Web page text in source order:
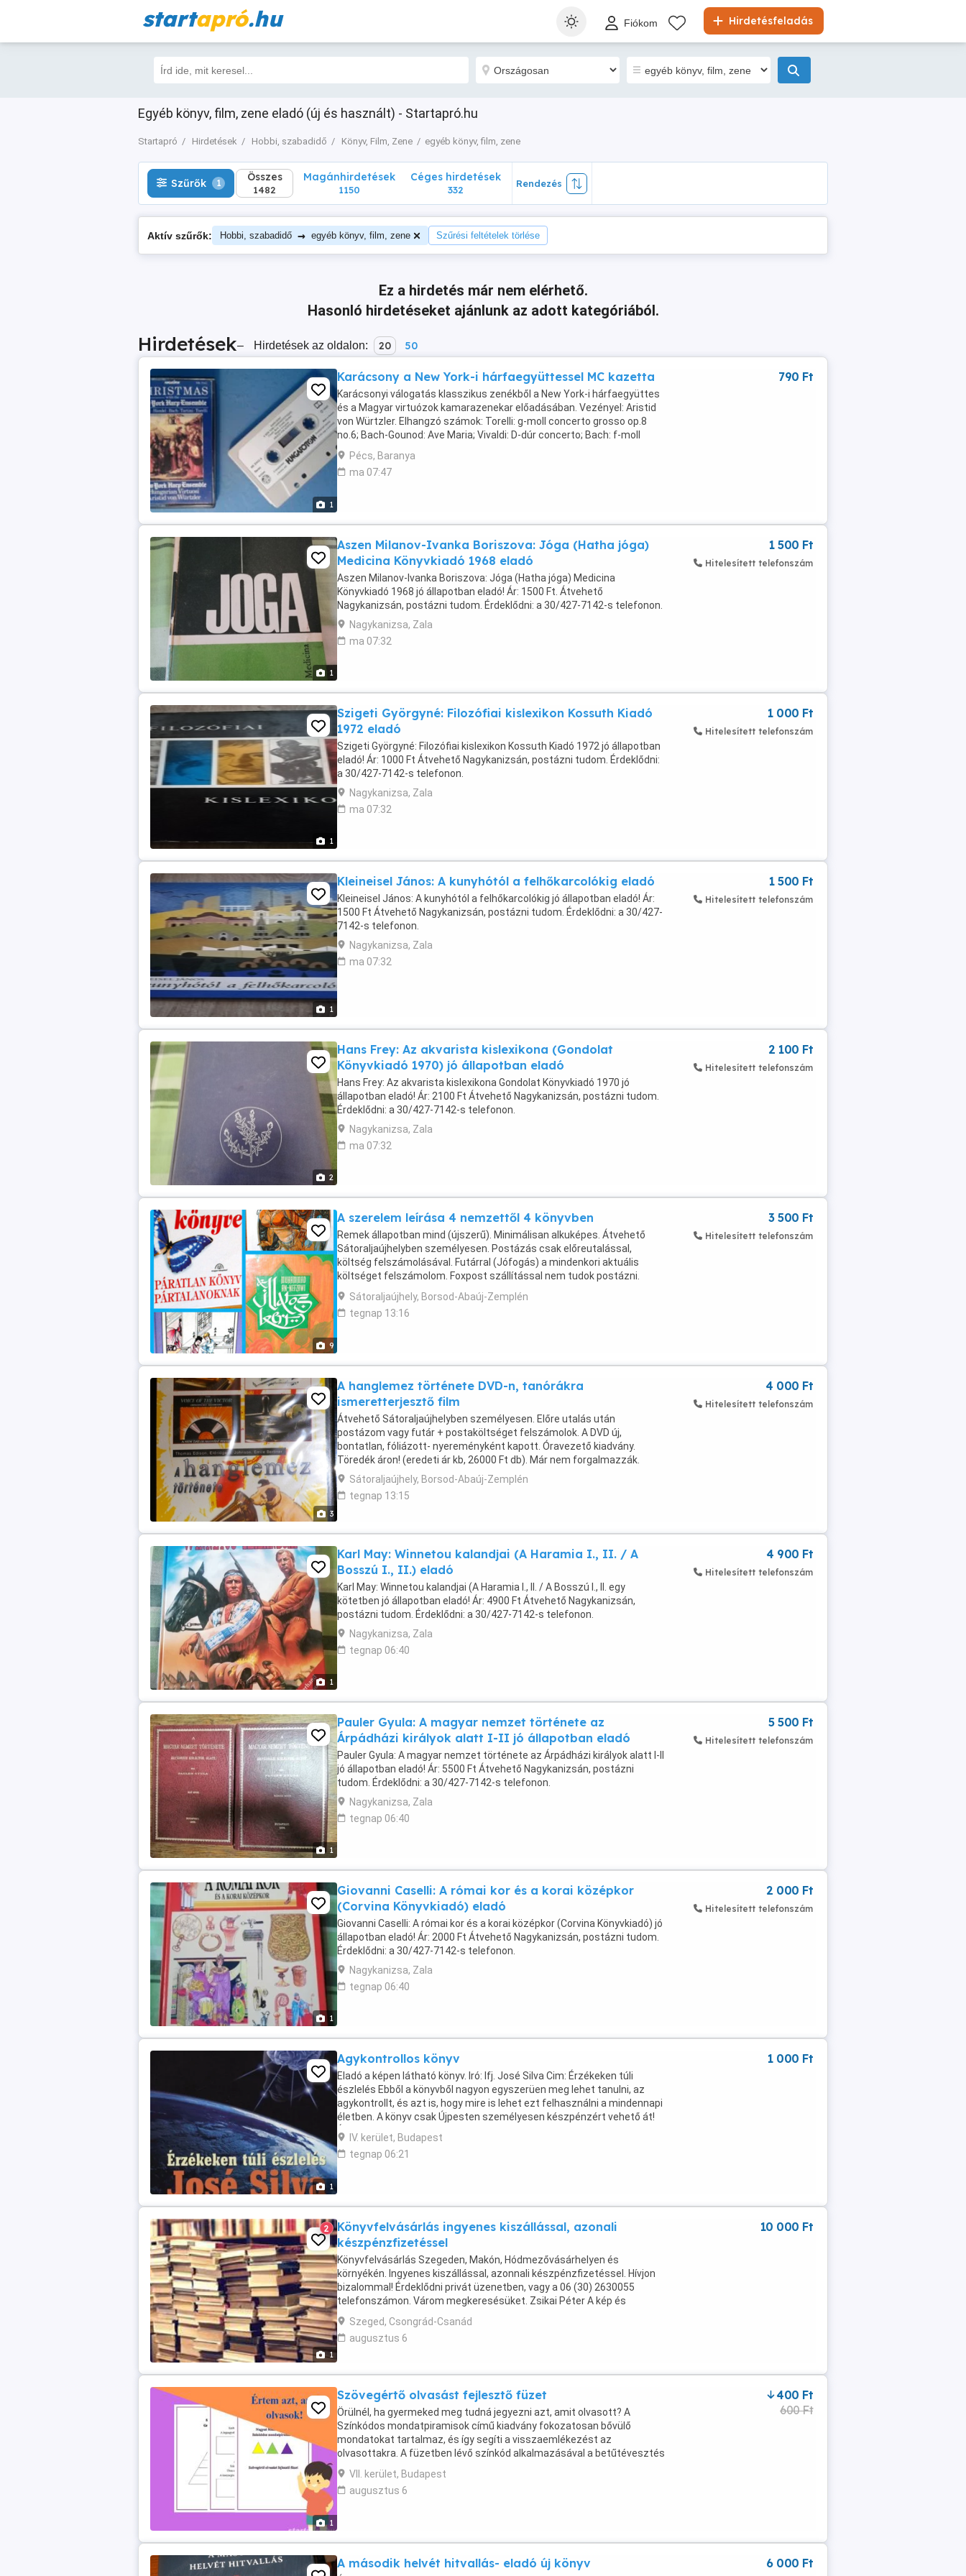
startapró.hu Hirdetésfeladás
Fiókom
Egyéb könyv, film, zene eladó (új és használt) - Startapró.hu
Startapró Hirdetések Hobbi, szabadidő Könyv, Film, Zene egyéb könyv, film, zene
Szűrők 1 Összes
1482
Szűrők 1 Összes
1482
Magánhirdetések
1150
Céges hirdetések
332
Rendezés
Aktív szűrők: Hobbi, szabadidő → egyéb könyv, film, zene Szűrési feltételek törlése
Ez a hirdetés már nem elérhető.
Hasonló hirdetéseket ajánlunk az adott kategóriából.
Hirdetések– Hirdetések az oldalon: 20 50
1
Karácsony a New York-i hárfaegyüttessel MC kazetta
Karácsonyi válogatás klasszikus zenékből a New York-i hárfaegyüttes
és a Magyar virtuózok kamarazenekar előadásában. Vezényel: Aristid
von Würtzler. Elhangzó számok: Torelli: g-moll concerto grosso op.8
no.6; Bach-Gounod: Ave Maria; Vivaldi: D-dúr concerto; Bach: f-moll
concerto; Handel: F-dúr concerto; ...
Pécs, Baranya
ma 07:47
790 Ft
1
Aszen Milanov-Ivanka Boriszova: Jóga (Hatha jóga)
Medicina Könyvkiadó 1968 eladó
Aszen Milanov-Ivanka Boriszova: Jóga (Hatha jóga) Medicina
Könyvkiadó 1968 jó állapotban eladó! Ár: 1500 Ft. Átvehető
Nagykanizsán, postázni tudom. Érdeklődni: a 30/427-7142-s telefonon.
Nagykanizsa, Zala
ma 07:32
1 500 Ft
Hitelesített telefonszám
1
Szigeti Györgyné: Filozófiai kislexikon Kossuth Kiadó
1972 eladó
Szigeti Györgyné: Filozófiai kislexikon Kossuth Kiadó 1972 jó állapotban
eladó! Ár: 1000 Ft Átvehető Nagykanizsán, postázni tudom. Érdeklődni:
a 30/427-7142-s telefonon.
Nagykanizsa, Zala
ma 07:32
1 000 Ft
Hitelesített telefonszám
1
Kleineisel János: A kunyhótól a felhőkarcolókig eladó
Kleineisel János: A kunyhótól a felhőkarcolókig jó állapotban eladó! Ár:
1500 Ft Átvehető Nagykanizsán, postázni tudom. Érdeklődni: a 30/427-
7142-s telefonon.
Nagykanizsa, Zala
ma 07:32
1 500 Ft
Hitelesített telefonszám
2
Hans Frey: Az akvarista kislexikona (Gondolat
Könyvkiadó 1970) jó állapotban eladó
Hans Frey: Az akvarista kislexikona Gondolat Könyvkiadó 1970 jó
állapotban eladó! Ár: 2100 Ft Átvehető Nagykanizsán, postázni tudom.
Érdeklődni: a 30/427-7142-s telefonon.
Nagykanizsa, Zala
ma 07:32
2 100 Ft
Hitelesített telefonszám
9
A szerelem leírása 4 nemzettől 4 könyvben
Remek állapotban mind (újszerű). Minimálisan alkuképes. Átvehető
Sátoraljaújhelyben személyesen. Postázás csak előreutalással,
költség felszámolásával. Futárral (Jófogás) a mindenkori aktuális
költséget felszámolom. Foxpost szállítással nem tudok postázni.
Muhammad an-Nefzawi: Az illatos kert Li Jü- ...
Sátoraljaújhely, Borsod-Abaúj-Zemplén
tegnap 13:16
3 500 Ft
Hitelesített telefonszám
3
A hanglemez története DVD-n, tanórákra
ismeretterjesztő film
Átvehető Sátoraljaújhelyben személyesen. Előre utalás után
postázom vagy futár + postaköltséget felszámolok. A DVD új,
bontatlan, fóliázott- nyereményként kapott. Óravezető kiadvány.
Töredék áron! (eredeti ár kb, 26000 Ft db). Már nem forgalmazzák.
Sátoraljaújhely, Borsod-Abaúj-Zemplén
tegnap 13:15
4 000 Ft
Hitelesített telefonszám
1
Karl May: Winnetou kalandjai (A Haramia I., II. / A
Bosszú I., II.) eladó
Karl May: Winnetou kalandjai (A Haramia I., II. / A Bosszú I., II. egy
kötetben jó állapotban eladó! Ár: 4900 Ft Átvehető Nagykanizsán,
postázni tudom. Érdeklődni: a 30/427-7142-s telefonon.
Nagykanizsa, Zala
tegnap 06:40
4 900 Ft
Hitelesített telefonszám
1
Pauler Gyula: A magyar nemzet története az
Árpádházi királyok alatt I-II jó állapotban eladó
Pauler Gyula: A magyar nemzet története az Árpádházi királyok alatt I-II
jó állapotban eladó! Ár: 5500 Ft Átvehető Nagykanizsán, postázni
tudom. Érdeklődni: a 30/427-7142-s telefonon.
Nagykanizsa, Zala
tegnap 06:40
5 500 Ft
Hitelesített telefonszám
1
Giovanni Caselli: A római kor és a korai középkor
(Corvina Könyvkiadó) eladó
Giovanni Caselli: A római kor és a korai középkor (Corvina Könyvkiadó) jó
állapotban eladó! Ár: 2000 Ft Átvehető Nagykanizsán, postázni tudom.
Érdeklődni: a 30/427-7142-s telefonon.
Nagykanizsa, Zala
tegnap 06:40
2 000 Ft
Hitelesített telefonszám
1
Agykontrollos könyv
Eladó a képen látható könyv. Iró: Ifj. José Silva Cim: Érzékeken túli
észlelés Ebből a könyvből nagyon egyszerüen meg lehet tanulni, az
agykontrollt, és azt is, hogy mire is lehet ezt felhasználni a mindennapi
életben. A könyv csak Újpesten személyesen készpénzért vehető át!
Én úgy tudom, hogy ezt a ...
IV. kerület, Budapest
tegnap 06:21
1 000 Ft
1
2
Könyvfelvásárlás ingyenes kiszállással, azonali
készpénzfizetéssel
Könyvfelvásárlás Szegeden, Makón, Hódmezővásárhelyen és
környékén. Ingyenes kiszállással, azonnali készpénzfizetéssel. Hívjon
bizalommal! Érdeklődni privát üzenetben, vagy a 06 (30) 2630055
telefonszámon. Várom megkeresésüket. Zsikai Péter A kép és
feltüntetett ár, csak illusztráció, a hirdetéshez ...
Szeged, Csongrád-Csanád
augusztus 6
10 000 Ft
1
Szövegértő olvasást fejlesztő füzet
Örülnél, ha gyermeked meg tudná jegyezni azt, amit olvasott? A
Színkódos mondatpiramisok című kiadvány fokozatosan bővülő
mondatokat tartalmaz, és így segíti a visszaemlékezést az
olvasottakra. A füzetben lévő színkód alkalmazásával a betűtévesztés
is megszüntethető. A kiadvány öt nehézségi szinten fejleszti ...
VII. kerület, Budapest
augusztus 6
400 Ft
600 Ft
A második helvét hitvallás- eladó új könyv 6 000 Ft